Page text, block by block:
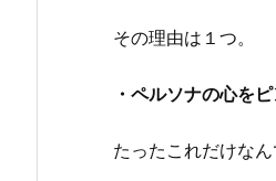
その理由は１つ。
・ペルソナの心を
たったこれだけなん